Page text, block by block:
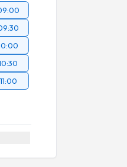
11:00